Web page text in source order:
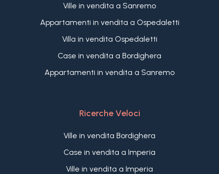
Ville in vendita a Sanremo
Appartamenti in vendita a Ospedaletti
Villa in vendita Ospedaletti
Case in vendita a Bordighera
Appartamenti in vendita a Sanremo
Ricerche Veloci
Ville in vendita Bordighera
Case in vendita a Imperia
Ville in vendita a Imperia